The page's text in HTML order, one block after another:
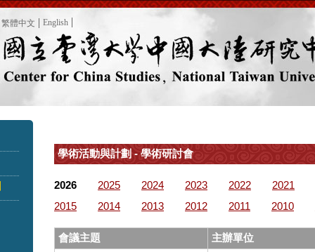
繁體中文 English
學術活動與計劃 - 學術研討會
2026 2025 2024 2023 2022 2021
2015
2014 2013 2012 2011 2010
會議主題 主辦單位